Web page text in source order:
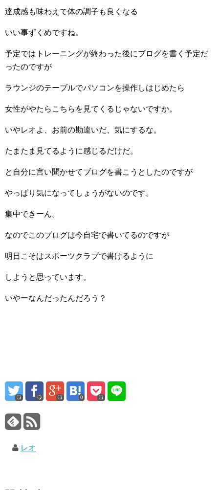
達成感も味わえて体の調子も良くなる
いい事ずくめですね。
予定ではトレーニングが終わった後にブログを書く予定だ
ったのですが
ラウンジのテーブルでパソコンを操作しはじめたら
女性がやたらこちらを見てくるじゃないですか。
いやレオよ、お前の勘違いだ、気にするな。
たまたま見てるように感じるだけだ。
と自分に言い聞かせてブログを書こうとしたのですが
やっぱり気になってしょうがないのです。
集中できーん。
なのでこのブログは今自宅で書いてるのですが
明日こそはスポーツクラブで書けるように
しようと思っています。
いやーなんだったんだろう？
0
レオ